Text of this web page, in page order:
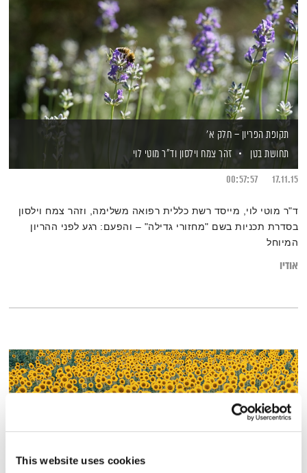
This website uses cookies
תקופת הפריון – חלק א'
תחושת בטן
זהר צמח וילסון וד"ר מוטי לוי
17.11.15
00:57:57
ד"ר מוטי לוי, מייסד רשת כללית רפואה משלימה, וזהר צמח וילסון
בסדרת תכניות בשם "מחזורי גדילה" – והפעם: רגע לפני ההריון
המיוחל
אודיו